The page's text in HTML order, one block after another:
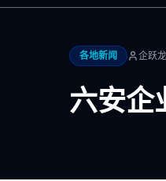
各地新闻 企跃
六安企